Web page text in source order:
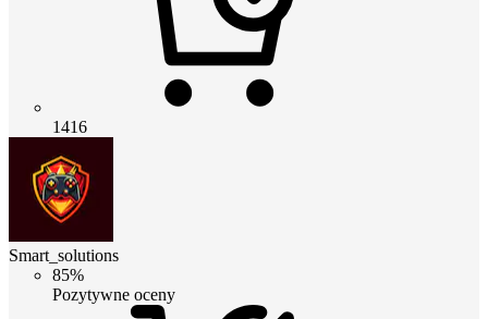
1416
Smart_solutions
85%
Pozytywne oceny